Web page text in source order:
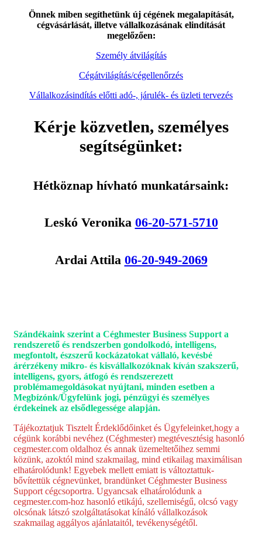
Önnek miben segíthetünk új cégének megalapítását,
cégvásárlását, illetve vállalkozásának elindítását
megelőzően:
Személy átvilágítás
Cégátvilágítás/cégellenőrzés
Vállalkozásindítás előtti adó-, járulék- és üzleti tervezés
Kérje közvetlen, személyes
segítségünket:
Hétköznap hívható munkatársaink:
Leskó Veronika 06-20-571-5710
Ardai Attila 06-20-949-2069
Szándékaink szerint a Céghmester Business Support a
rendszerető és rendszerben gondolkodó, intelligens,
megfontolt, észszerű kockázatokat vállaló, kevésbé
árérzékeny mikro- és kisvállalkozóknak kíván szakszerű,
intelligens, gyors, átfogó és rendszerezett
problémamegoldásokat nyújtani, minden esetben a
Megbízónk/Ügyfelünk jogi, pénzügyi és személyes
érdekeinek az elsődlegessége alapján.
Tájékoztatjuk Tisztelt Érdeklődőinket és Ügyfeleinket,hogy a
cégünk korábbi nevéhez (Céghmester) megtévesztésig hasonló
cegmester.com oldalhoz és annak üzemeltetőihez semmi
közünk, azoktól mind szakmailag, mind etikailag maximálisan
elhatárolódunk! Egyebek mellett emiatt is változtattuk-
bővítettük cégnevünket, brandünket Céghmester Business
Support cégcsoportra. Ugyancsak elhatárolódunk a
cegmester.com-hoz hasonló etikájú, szellemiségű, olcsó vagy
olcsónak látszó szolgáltatásokat kínáló vállalkozások
szakmailag aggályos ajánlataitól, tevékenységétől.